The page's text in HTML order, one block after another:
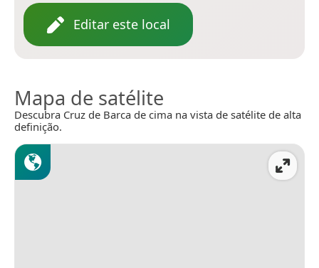
Editar este local
Mapa de satélite
Descubra Cruz de Barca de cima na vista de satélite de alta
definição.